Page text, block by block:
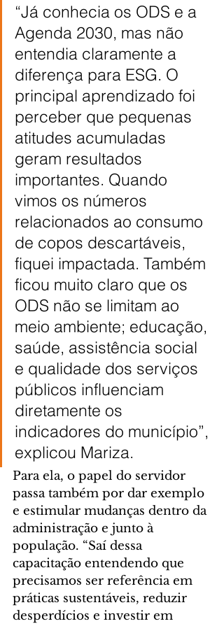
“Já conhecia os ODS e a
Agenda 2030, mas não
entendia claramente a
diferença para ESG. O
principal aprendizado foi
perceber que pequenas
atitudes acumuladas
geram resultados
importantes. Quando
vimos os números
relacionados ao consumo
de copos descartáveis,
fiquei impactada. Também
ficou muito claro que os
ODS não se limitam ao
meio ambiente; educação,
saúde, assistência social
e qualidade dos serviços
públicos influenciam
diretamente os
indicadores do município”,
explicou Mariza.
Para ela, o papel do servidor
passa também por dar exemplo
e estimular mudanças dentro da
administração e junto à
população. “Saí dessa
capacitação entendendo que
precisamos ser referência em
práticas sustentáveis, reduzir
desperdícios e investir em